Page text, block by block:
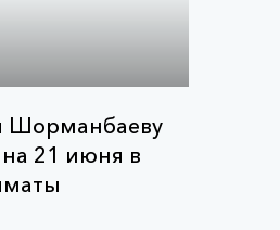
Шорманбаеву
на 21 июня в